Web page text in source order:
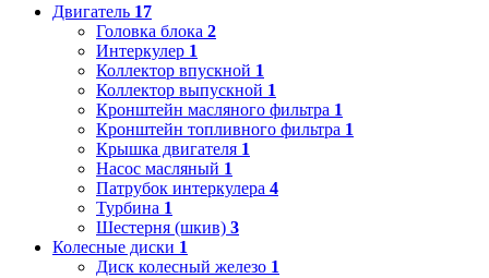
Двигатель 17
Головка блока 2
Интеркулер 1
Коллектор впускной 1
Коллектор выпускной 1
Кронштейн масляного фильтра 1
Кронштейн топливного фильтра 1
Крышка двигателя 1
Насос масляный 1
Патрубок интеркулера 4
Турбина 1
Шестерня (шкив) 3
Колесные диски 1
Диск колесный железо 1